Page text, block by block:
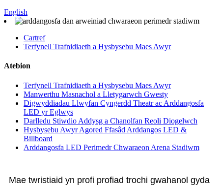
English
Cartref
Terfynell Trafnidiaeth a Hysbysebu Maes Awyr
Atebion
Terfynell Trafnidiaeth a Hysbysebu Maes Awyr
Manwerthu Masnachol a Lletygarwch Gwesty
Digwyddiadau Llwyfan Cyngerdd Theatr ac Arddangosfa
LED yr Eglwys
Darlledu Stiwdio Addysg a Chanolfan Reoli Diogelwch
Hysbysebu Awyr Agored Ffasâd Arddangos LED &
Billboard
Arddangosfa LED Perimedr Chwaraeon Arena Stadiwm
Mae twristiaid yn profi profiad trochi gwahanol gyda